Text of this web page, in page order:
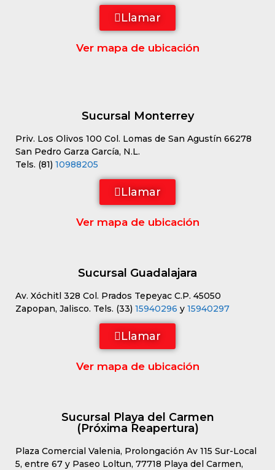
Llamar
Ver mapa de ubicación
Sucursal Monterrey
Priv. Los Olivos 100 Col. Lomas de San Agustín 66278
San Pedro Garza García, N.L.
Tels. (81) 10988205
Llamar
Ver mapa de ubicación
Sucursal Guadalajara
Av. Xóchitl 328 Col. Prados Tepeyac C.P. 45050
Zapopan, Jalisco. Tels. (33) 15940296 y 15940297
Llamar
Ver mapa de ubicación
Sucursal Playa del Carmen
(Próxima Reapertura)
Plaza Comercial Valenia, Prolongación Av 115 Sur-Local
5, entre 67 y Paseo Loltun, 77718 Playa del Carmen,